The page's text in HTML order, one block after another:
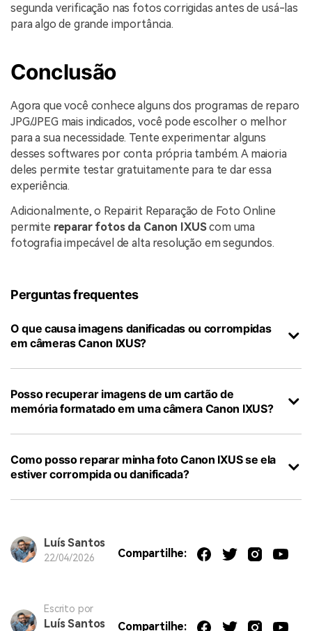
segunda verificação nas fotos corrigidas antes de usá-las
para algo de grande importância.
Conclusão
Agora que você conhece alguns dos programas de reparo
JPG/JPEG mais indicados, você pode escolher o melhor
para a sua necessidade. Tente experimentar alguns
desses softwares por conta própria também. A maioria
deles permite testar gratuitamente para te dar essa
experiência.
Adicionalmente, o Repairit Reparação de Foto Online
permite reparar fotos da Canon IXUScom uma
fotografia impecável de alta resolução em segundos.
Perguntas frequentes
O que causa imagens danificadas ou corrompidas
em câmeras Canon IXUS?
Posso recuperar imagens de um cartão de
memória formatado em uma câmera Canon IXUS?
Como posso reparar minha foto Canon IXUS se ela
estiver corrompida ou danificada?
Luís Santos
22/04/2026 Compartilhe:
Escrito por
Luís Santos Compartilhe: